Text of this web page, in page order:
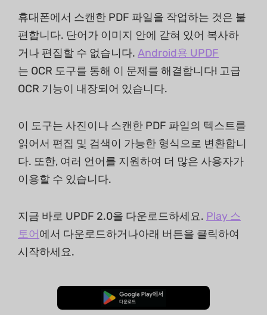
휴대폰에서 스캔한 PDF 파일을 작업하는 것은 불
편합니다. 단어가 이미지 안에 갇혀 있어 복사하
거나 편집할 수 없습니다. Android용 UPDF
는 OCR 도구를 통해 이 문제를 해결합니다! 고급
OCR 기능이 내장되어 있습니다.
이 도구는 사진이나 스캔한 PDF 파일의 텍스트를
읽어서 편집 및 검색이 가능한 형식으로 변환합니
다. 또한, 여러 언어를 지원하여 더 많은 사용자가
이용할 수 있습니다.
지금 바로 UPDF 2.0을 다운로드하세요. Play 스
토어에서 다운로드하거나아래 버튼을 클릭하여
시작하세요.
무료로 다운로드